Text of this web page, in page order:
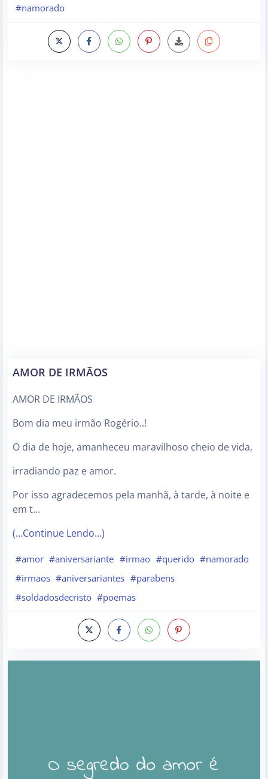
#namorado
AMOR DE IRMÃOS
AMOR DE IRMÃOS
Bom dia meu irmão Rogério..!
O dia de hoje, amanheceu maravilhoso cheio de vida,
irradiando paz e amor.
Por isso agradecemos pela manhã, à tarde, à noite e
em t…
(…Continue Lendo…)
#amor #aniversariante #irmao #querido #namorado
#irmaos #aniversariantes #parabens
#soldadosdecristo #poemas